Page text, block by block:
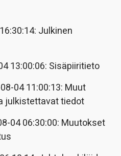
Julkinen
13:00:06: Sisäpiiritieto
04 11:00:13: Muut
julkistettavat tiedot
04 06:30:00: Muutokset